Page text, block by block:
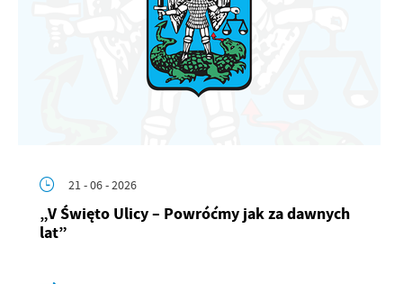
21 - 06 - 2026
„V Święto Ulicy – Powróćmy jak za dawnych
lat”